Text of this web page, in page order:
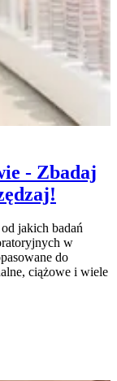
- Zbadaj
jakich badań
w
do
ciążowe i wiele